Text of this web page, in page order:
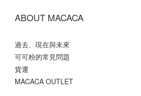
ABOUT MACACA
過去、現在與未來
可可粉的常見問題
貨運
MACACA OUTLET